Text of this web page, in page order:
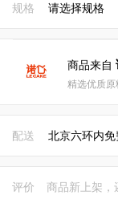
规格 请选择规格
商品来自
精选优质原
配送 北京六环内免
评价 商品新上架，